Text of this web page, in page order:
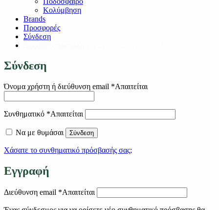
Κολύμβηση
Brands
Προσφορές
Σύνδεση
Σύνδεση
Όνομα χρήστη ή διεύθυνση email *Απαιτείται
Συνθηματικό *Απαιτείται
Να με θυμάσαι Σύνδεση
Χάσατε το συνθηματικό πρόσβασής σας;
Εγγραφή
Διεύθυνση email *Απαιτείται